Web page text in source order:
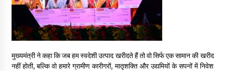
मुख्यमंत्री ने कहा कि जब हम स्वदेशी उत्पाद खरीदते हैं तो वो सिर्फ एक सामान की खरीद
नहीं होती, बल्कि वो हमारे ग्रामीण कारीगरों, मातृशक्ति और उद्यमियों के सपनों में निवेश